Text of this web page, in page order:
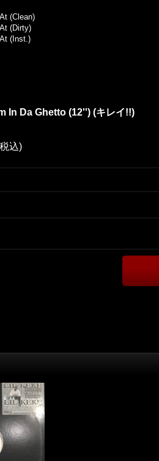
(Clean)
(Dirty)
(Inst.)
In Da Ghetto (12'') (キレイ!!)
込)